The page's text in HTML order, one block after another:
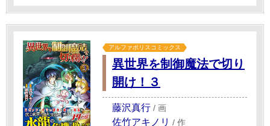
アルファポリスコミックス
異世界を制御魔法で切り
開け！３
藤沢真行 / 画
佐竹アキノリ / 作